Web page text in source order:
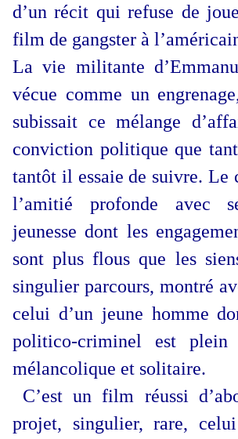
d’un récit qui refuse de
film de gangster à
La vie militante
vécue comme un
subissait ce mélange
conviction politique que
tantôt il essaie de suivre. Le
l’amitié profonde avec
jeunesse dont les
sont plus flous que les
singulier parcours, montré
celui d’un jeune homme
politico-criminel est plein
mélancolique et solitaire.
C’est un film réussi
projet, singulier, rare,